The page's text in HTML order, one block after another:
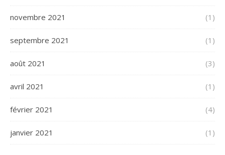
novembre 2021 (1)
septembre 2021 (1)
août 2021 (3)
avril 2021 (1)
février 2021 (4)
janvier 2021 (1)